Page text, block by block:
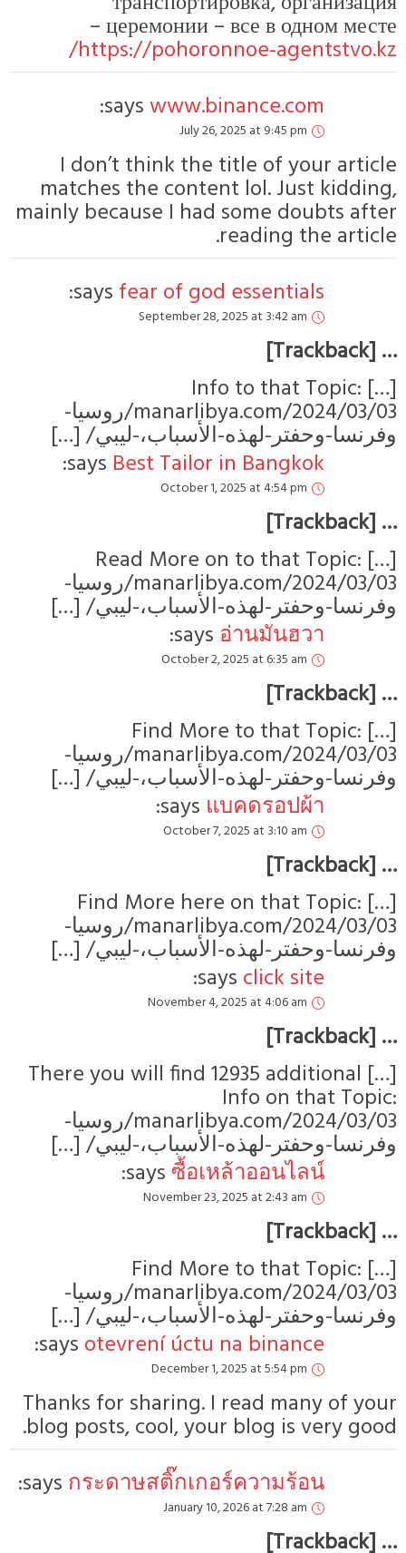
церемонии – все в одном месте –
https://pohoronnoe-agentstvo.kz/
www.binance.com
says:
July 26, 2025 at 9:45 pm
I don’t think the title of your article
matches the content lol. Just kidding,
mainly because I had some doubts after
reading the article.
fear of god essentials
says:
September 28, 2025 at 3:42 am
… [Trackback]
[…] Info to that Topic:
manarlibya.com/2024/03/03/روسيا-
وفرنسا-وحفتر-لهذه-الأسباب،-ليبي/ […]
Best Tailor in Bangkok
says:
October 1, 2025 at 4:54 pm
… [Trackback]
[…] Read More on to that Topic:
manarlibya.com/2024/03/03/روسيا-
وفرنسا-وحفتر-لهذه-الأسباب،-ليبي/ […]
อ่านมันฮวา
says:
October 2, 2025 at 6:35 am
… [Trackback]
[…] Find More to that Topic:
manarlibya.com/2024/03/03/روسيا-
وفرنسا-وحفتر-لهذه-الأسباب،-ليبي/ […]
แบคดรอปผ้า
says:
October 7, 2025 at 3:10 am
… [Trackback]
[…] Find More here on that Topic:
manarlibya.com/2024/03/03/روسيا-
وفرنسا-وحفتر-لهذه-الأسباب،-ليبي/ […]
click site
says:
November 4, 2025 at 4:06 am
… [Trackback]
[…] There you will find 12935 additional
Info on that Topic:
manarlibya.com/2024/03/03/روسيا-
وفرنسا-وحفتر-لهذه-الأسباب،-ليبي/ […]
ซื้อเหล้าออนไลน์
says:
November 23, 2025 at 2:43 am
… [Trackback]
[…] Find More to that Topic:
manarlibya.com/2024/03/03/روسيا-
وفرنسا-وحفتر-لهذه-الأسباب،-ليبي/ […]
otevrení úctu na binance
says:
December 1, 2025 at 5:54 pm
Thanks for sharing. I read many of your
blog posts, cool, your blog is very good.
กระดาษสติ๊กเกอร์ความร้อน
says:
January 10, 2026 at 7:28 am
… [Trackback]